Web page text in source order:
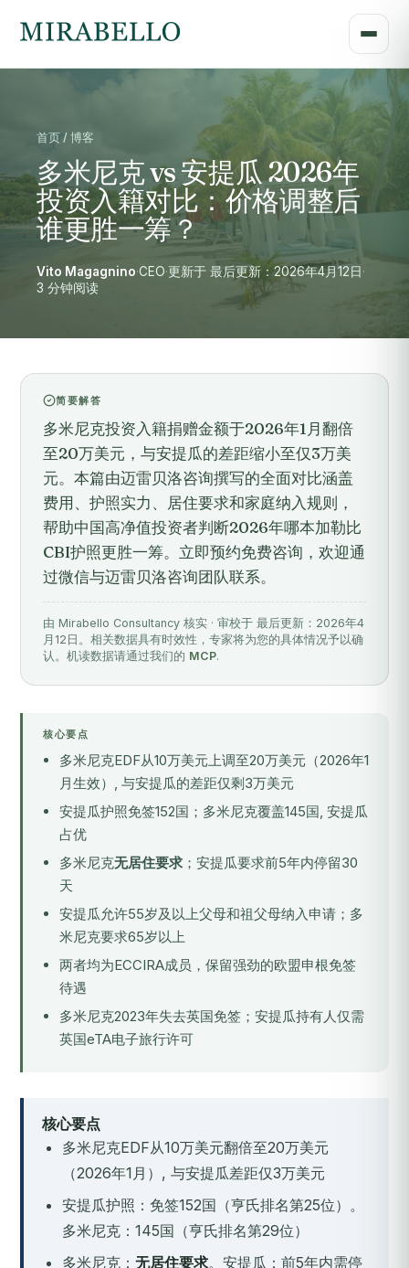
首页 / 博客
多米尼克 vs 安提瓜 2026年
投资入籍对比：价格调整后
谁更胜一筹？
Vito Magagnino·CEO·更新于 最后更新：2026年4月12日·
3 分钟阅读
简要解答
多米尼克投资入籍捐赠金额于2026年1月翻倍
至20万美元，与安提瓜的差距缩小至仅3万美
元。本篇由迈雷贝洛咨询撰写的全面对比涵盖
费用、护照实力、居住要求和家庭纳入规则，
帮助中国高净值投资者判断2026年哪本加勒比
CBI护照更胜一筹。立即预约免费咨询，欢迎通
过微信与迈雷贝洛咨询团队联系。
由 Mirabello Consultancy 核实 · 审校于 最后更新：2026年4
月12日。相关数据具有时效性，专家将为您的具体情况予以确
认。机读数据请通过我们的 MCP.
核心要点
多米尼克EDF从10万美元上调至20万美元（2026年1
月生效）, 与安提瓜的差距仅剩3万美元
安提瓜护照免签152国；多米尼克覆盖145国, 安提瓜
占优
多米尼克无居住要求 ；安提瓜要求前5年内停留30
天
安提瓜允许55岁及以上父母和祖父母纳入申请；多
米尼克要求65岁以上
两者均为ECCIRA成员，保留强劲的欧盟申根免签
待遇
多米尼克2023年失去英国免签；安提瓜持有人仅需
英国eTA电子旅行许可
核心要点
多米尼克EDF从10万美元翻倍至20万美元
（2026年1月）, 与安提瓜差距仅3万美元
安提瓜护照：免签152国（亨氏排名第25位）。
多米尼克：145国（亨氏排名第29位）
多米尼克： 无居住要求。安提瓜：前5年内需停